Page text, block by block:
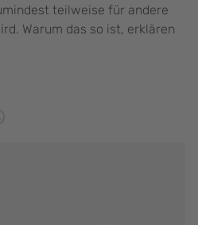
teilweise für andere
Warum das so ist, erklären